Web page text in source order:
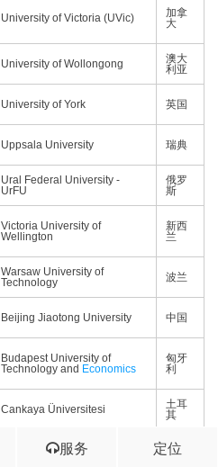
University of Victoria (UVic)
加拿
大
University of Wollongong
澳大
利亚
University of York 英国
Uppsala University 瑞典
Ural Federal University -
UrFU
俄罗
斯
Victoria University of
Wellington
新西
兰
Warsaw University of
Technology
波兰
Beijing Jiaotong University 中国
Budapest University of
Technology and Economics
匈牙
利
Cankaya Üniversitesi
土耳
其
Cardiff University 英国
服务 定位